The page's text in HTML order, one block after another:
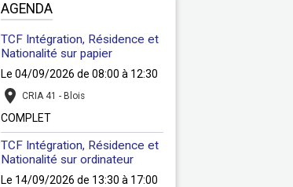
AGENDA
TCF Intégration, Résidence et
Nationalité sur papier
Le 04/09/2026 de 08:00 à 12:30
CRIA 41 - Blois
COMPLET
TCF Intégration, Résidence et
Nationalité sur ordinateur
Le 14/09/2026 de 13:30 à 17:00